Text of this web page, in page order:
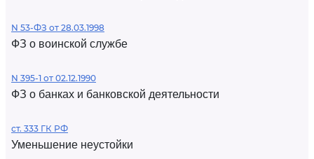
N 53-ФЗ от 28.03.1998
ФЗ о воинской службе
N 395-1 от 02.12.1990
ФЗ о банках и банковской деятельности
ст. 333 ГК РФ
Уменьшение неустойки